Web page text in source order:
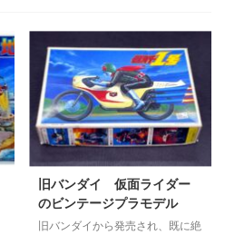
旧バンダイ 仮面ライダー
のビンテージプラモデル
旧バンダイから発売され、既に絶